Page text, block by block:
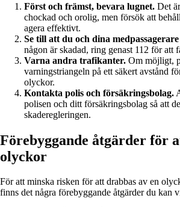
Först och främst, bevara lugnet. Det
chockad och orolig, men försök att
agera effektivt.
Se till att du och dina
någon är skadad, ring genast 112 för att
Varna andra trafikanter. Om möjligt,
varningstriangeln på ett säkert avstånd
olyckor.
Kontakta polis och försäkringsbolag.
polisen och ditt försäkringsbolag så att
skaderegleringen.
Förebyggande åtgärder för
olyckor
För att minska risken för att drabbas av en
finns det några förebyggande åtgärder du kan